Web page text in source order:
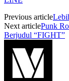
Previous article
Next articlePunk
Berjudul “FIGHT”